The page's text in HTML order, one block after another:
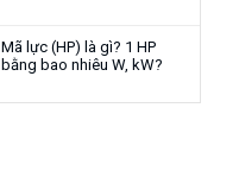
Mã lực (HP) là gì? 1 HP
bằng bao nhiêu W, kW?